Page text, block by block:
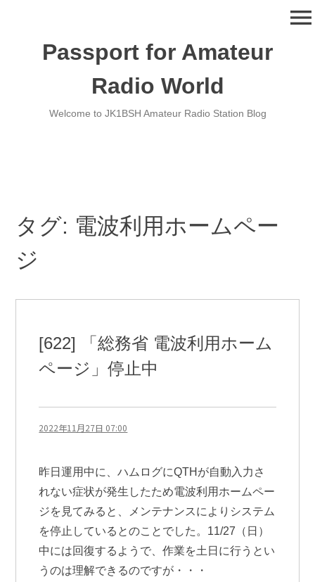
Passport for Amateur
Radio World
Welcome to JK1BSH Amateur Radio Station Blog
menu
タグ: 電波利用ホームペー
ジ
[622] 「総務省 電波利用ホーム
ページ」停止中
2022年11月27日 07:00
昨日運用中に、ハムログにQTHが自動入力さ
れない症状が発生したため電波利用ホームペー
ジを見てみると、メンテナンスによりシステム
を停止しているとのことでした。11/27（日）
中には回復するようで、作業を土日に行うとい
うのは理解できるのですが・・・